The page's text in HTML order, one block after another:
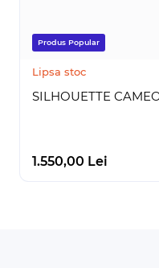
Produs Popular
Lipsa stoc
SILHOUETTE
1.550,00 Lei